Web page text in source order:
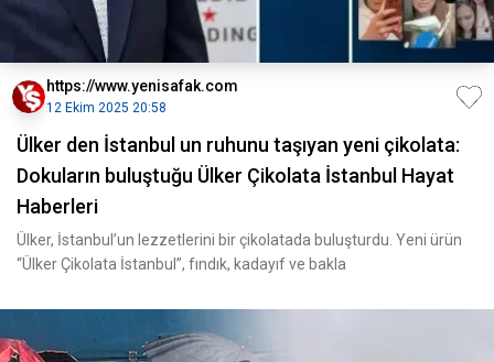
https://www.yenisafak.com
12 Ekim 2025 20:58
Ülker den İstanbul un ruhunu taşıyan yeni çikolata:
Dokuların buluştuğu Ülker Çikolata İstanbul Hayat
Haberleri
Ülker, İstanbul’un lezzetlerini bir çikolatada buluşturdu. Yeni ürün
“Ülker Çikolata İstanbul”, fındık, kadayıf ve bakla